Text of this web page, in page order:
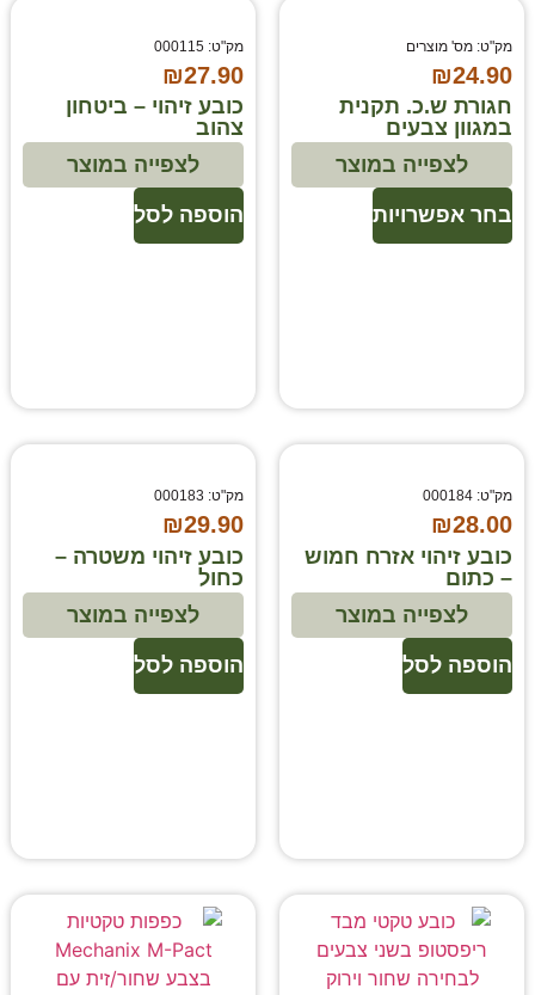
מק"ט: מס' מוצרים
₪24.90
חגורת ש.כ. תקנית
במגוון צבעים
בחר אפשרויות
לצפייה במוצר
מק"ט: 000115
₪27.90
כובע זיהוי – ביטחון
צהוב
הוספה לסל
לצפייה במוצר
מק"ט: 000184
₪28.00
כובע זיהוי אזרח חמוש
– כתום
הוספה לסל
לצפייה במוצר
מק"ט: 000183
₪29.90
כובע זיהוי משטרה –
כחול
הוספה לסל
לצפייה במוצר